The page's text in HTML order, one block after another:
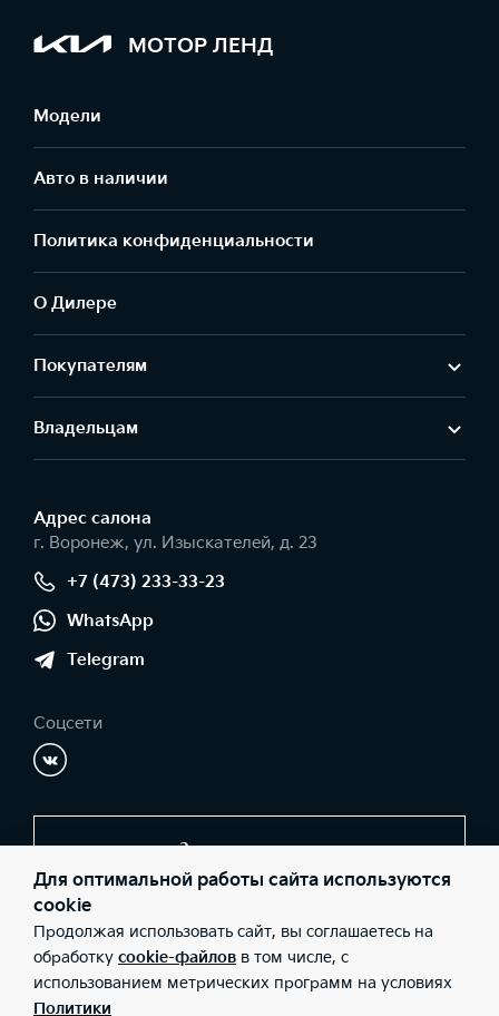
МОТОР ЛЕНД
Модели
Авто в наличии
Политика конфиденциальности
О Дилере
Покупателям
Владельцам
Адрес салонa
г. Воронеж, ул. Изыскателей, д. 23
+7 (473) 233-33-23
WhatsApp
Telegram
Соцсети
Заказать звонок
© 2026 Юридические лица ООО "СОКРАТ СПБ" (Фактический
адрес: г. Воронеж, ул. Изыскателей, д. 23; Телефон: +7 (473) 233-
33-23; ИНН: 3662075500; ОГРН: 1183668006873), ООО «Киа
Россия и СНГ» (Фактический адрес: г.Москва, Валовая 26;
Телефон: 8 800 301 08 80; ИНН: 7728674093; ОГРН:
Для оптимальной работы сайта используются
cookie
Продолжая использовать сайт, вы соглашаетесь на
обработку cookie-файлов в том числе, с
использованием метрических программ на условиях
Политики